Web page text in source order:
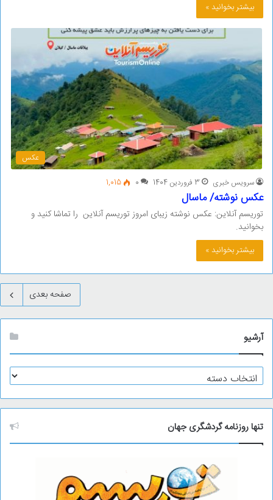
بیشتر بخوانید »
عکس
سرویس خبری 3 فروردین 1404 0
1,015
عکس نوشته/ ماسال
توریسم آنلاین: عکس نوشته زیبای امروز توریسم آنلاین را تماشا کنید و
بخوانید.
بیشتر بخوانید »
صفحه بعدی
آرشیو
ر
ش
ی
و
تنها روزنامه گردشگری جهان